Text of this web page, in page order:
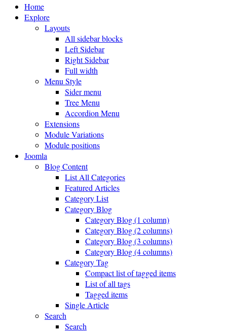
Home
Explore
Layouts
All sidebar blocks
Left Sidebar
Right Sidebar
Full width
Menu Style
Sider menu
Tree Menu
Accordion Menu
Extensions
Module Variations
Module positions
Joomla
Blog Content
List All Categories
Featured Articles
Category List
Category Blog
Category Blog (1 column)
Category Blog (2 columns)
Category Blog (3 columns)
Category Blog (4 columns)
Category Tag
Compact list of tagged items
List of all tags
Tagged items
Single Article
Search
Search